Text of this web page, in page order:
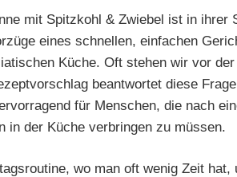
mit Spitzkohl & Zwiebel ist in ihrer
eines schnellen, einfachen
Küche. Oft stehen wir vor
beantwortet diese
für Menschen, die nach
in der Küche verbringen zu müssen.
wo man oft wenig Zeit